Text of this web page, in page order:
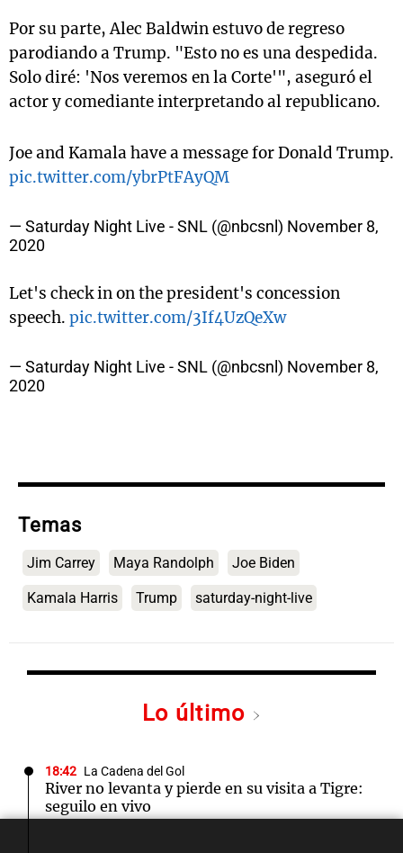
Por su parte, Alec Baldwin estuvo de regreso
parodiando a Trump. "Esto no es una despedida.
Solo diré: 'Nos veremos en la Corte'", aseguró el
actor y comediante interpretando al republicano.
Joe and Kamala have a message for Donald Trump.
pic.twitter.com/ybrPtFAyQM
— Saturday Night Live - SNL (@nbcsnl) November 8,
2020
Let's check in on the president's concession
speech. pic.twitter.com/3If4UzQeXw
— Saturday Night Live - SNL (@nbcsnl) November 8,
2020
Temas
Jim Carrey Maya Randolph Joe Biden
Kamala Harris Trump saturday-night-live
Lo último
18:42 La Cadena del Gol
River no levanta y pierde en su visita a Tigre:
seguilo en vivo